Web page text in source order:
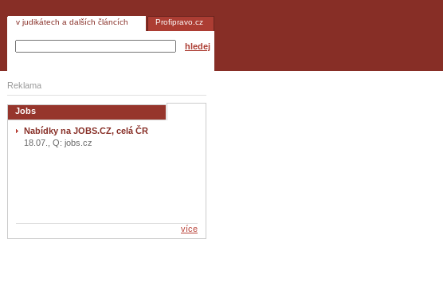
v judikátech a dalších článcích Profipravo.cz
hledej
Reklama
Jobs
Nabídky na JOBS.CZ, celá ČR
18.07., Q: jobs.cz
více